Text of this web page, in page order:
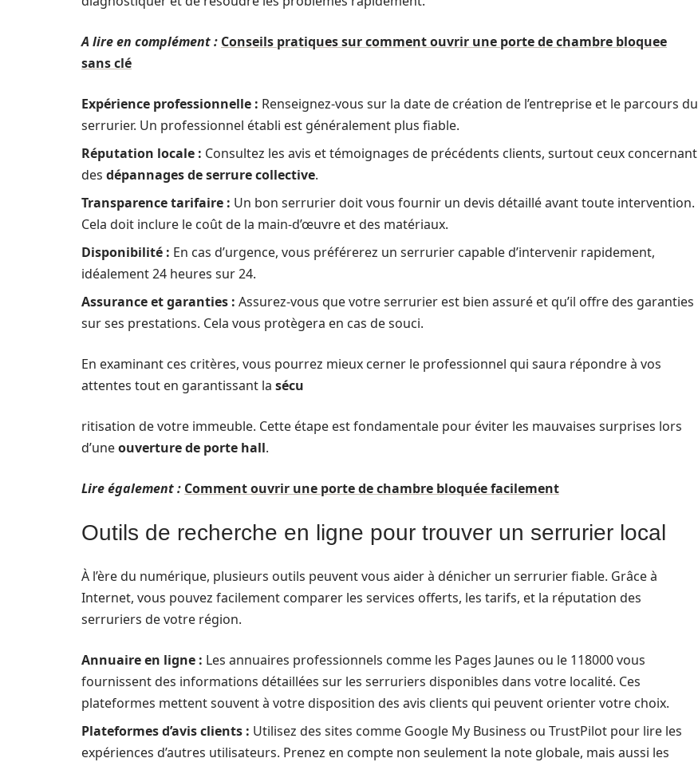
A lire en complément : Conseils pratiques sur comment ouvrir une porte de chambre bloquee
sans clé
Expérience professionnelle : Renseignez-vous sur la date de création de l’entreprise et le parcours du
serrurier. Un professionnel établi est généralement plus fiable.
Réputation locale : Consultez les avis et témoignages de précédents clients, surtout ceux concernant
des dépannages de serrure collective.
Transparence tarifaire : Un bon serrurier doit vous fournir un devis détaillé avant toute intervention.
Cela doit inclure le coût de la main-d’œuvre et des matériaux.
Disponibilité : En cas d’urgence, vous préférerez un serrurier capable d’intervenir rapidement,
idéalement 24 heures sur 24.
Assurance et garanties : Assurez-vous que votre serrurier est bien assuré et qu’il offre des garanties
sur ses prestations. Cela vous protègera en cas de souci.
En examinant ces critères, vous pourrez mieux cerner le professionnel qui saura répondre à vos
attentes tout en garantissant la sécu
ritisation de votre immeuble. Cette étape est fondamentale pour éviter les mauvaises surprises lors
d’uneouverture de porte hall.
Lire également : Comment ouvrir une porte de chambre bloquée facilement
Outils de recherche en ligne pour trouver un serrurier local
À l’ère du numérique, plusieurs outils peuvent vous aider à dénicher un serrurier fiable. Grâce à
Internet, vous pouvez facilement comparer les services offerts, les tarifs, et la réputation des
serruriers de votre région.
Annuaire en ligne : Les annuaires professionnels comme les Pages Jaunes ou le 118000 vous
fournissent des informations détaillées sur les serruriers disponibles dans votre localité. Ces
plateformes mettent souvent à votre disposition des avis clients qui peuvent orienter votre choix.
Plateformes d’avis clients : Utilisez des sites comme Google My Business ou TrustPilot pour lire les
expériences d’autres utilisateurs. Prenez en compte non seulement la note globale, mais aussi les